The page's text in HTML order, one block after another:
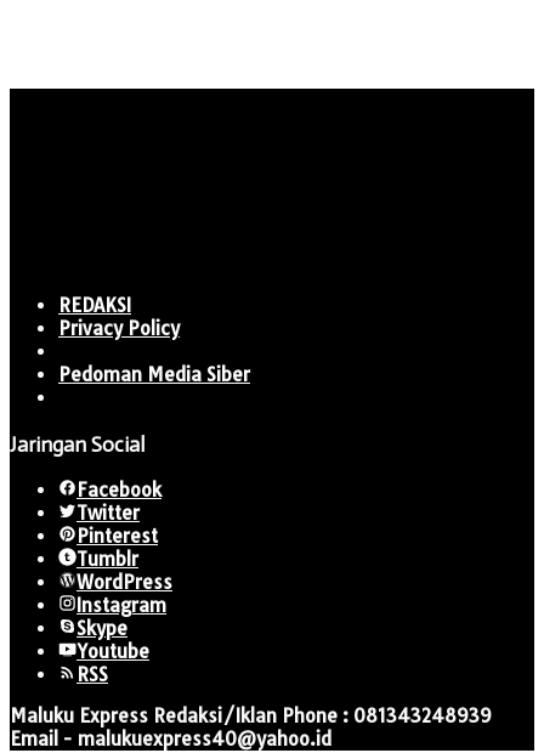
REDAKSI
Privacy Policy
Pedoman Media Siber
Jaringan Social
Facebook
Twitter
Pinterest
Tumblr
WordPress
Instagram
Skype
Youtube
RSS
Maluku Express Redaksi/Iklan Phone : 081343248939
Email - malukuexpress40@yahoo.id